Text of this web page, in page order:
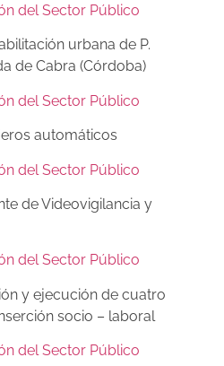
del Sector Público
urbana de P.
de Cabra (Córdoba)
del Sector Público
automáticos
del Sector Público
de Videovigilancia y
del Sector Público
y ejecución de cuatro
socio – laboral
del Sector Público